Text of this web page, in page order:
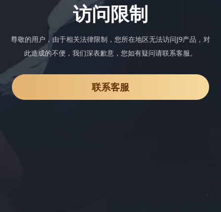
访问限制
尊敬的用户，由于相关法律限制，您所在地区无法访问J9产品，对
此造成的不便，我们深表歉意，您如有疑问请联系客服。
联系客服